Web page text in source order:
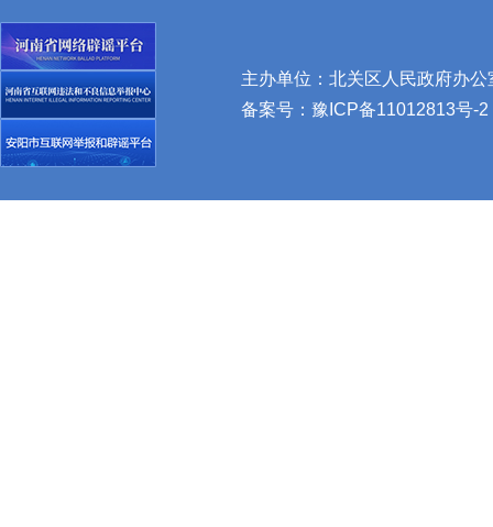
主办单位：北关区人民政府办
备案号： 豫ICP备11012813号-2